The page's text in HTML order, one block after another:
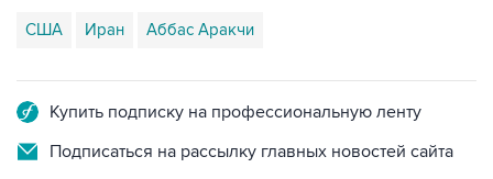
США Иран Аббас Аракчи
Купить подписку на профессиональную ленту
Подписаться на рассылку главных новостей сайта